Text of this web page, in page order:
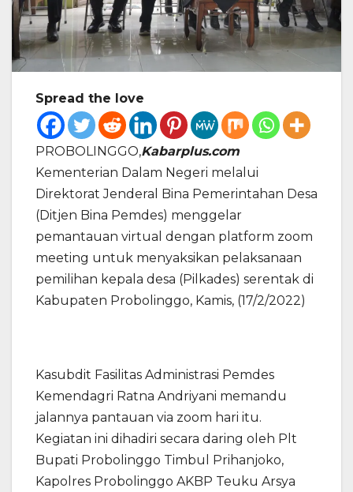
Spread the love
PROBOLINGGO,Kabarplus.com
Kementerian Dalam Negeri melalui
Direktorat Jenderal Bina Pemerintahan Desa
(Ditjen Bina Pemdes) menggelar
pemantauan virtual dengan platform zoom
meeting untuk menyaksikan pelaksanaan
pemilihan kepala desa (Pilkades) serentak di
Kabupaten Probolinggo, Kamis, (17/2/2022)
Kasubdit Fasilitas Administrasi Pemdes
Kemendagri Ratna Andriyani memandu
jalannya pantauan via zoom hari itu.
Kegiatan ini dihadiri secara daring oleh Plt
Bupati Probolinggo Timbul Prihanjoko,
Kapolres Probolinggo AKBP Teuku Arsya